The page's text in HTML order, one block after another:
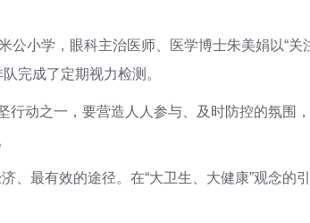
小学，眼科主治医师、医学博士朱美娟以“关
完成了定期视力检测。
动之一，要营造人人参与、及时防控的氛围
最有效的途径。在“大卫生、大健康”观念的